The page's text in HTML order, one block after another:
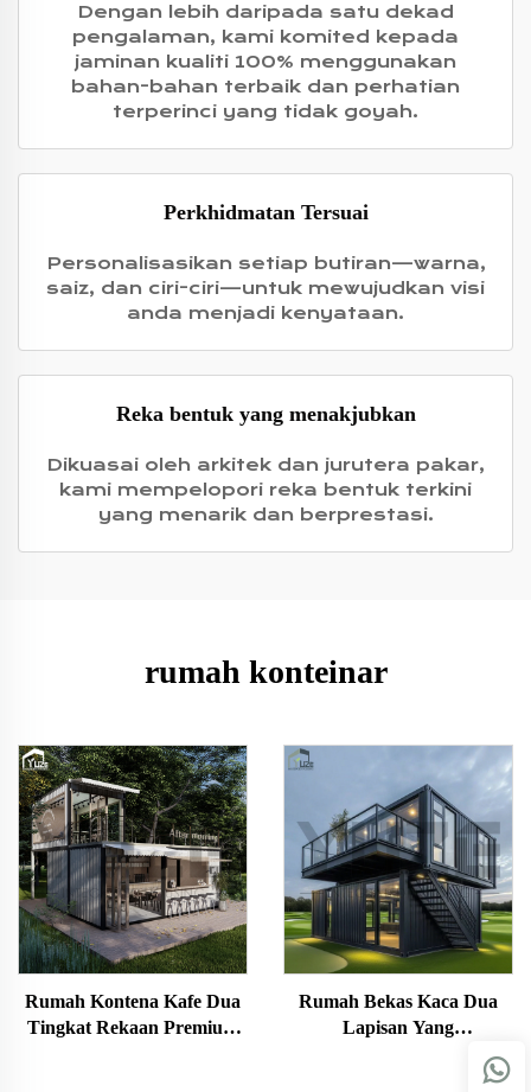
Dengan lebih daripada satu dekad
pengalaman, kami komited kepada
jaminan kualiti 100% menggunakan
bahan-bahan terbaik dan perhatian
terperinci yang tidak goyah.
Perkhidmatan Tersuai
Personalisasikan setiap butiran—warna,
saiz, dan ciri-ciri—untuk mewujudkan visi
anda menjadi kenyataan.
Reka bentuk yang menakjubkan
Dikuasai oleh arkitek dan jurutera pakar,
kami mempelopori reka bentuk terkini
yang menarik dan berprestasi.
rumah konteinar
Rumah Kontena Kafe Dua
Tingkat Rekaan Premium
Rumah Bekas Kaca Dua
Lapisan Yang